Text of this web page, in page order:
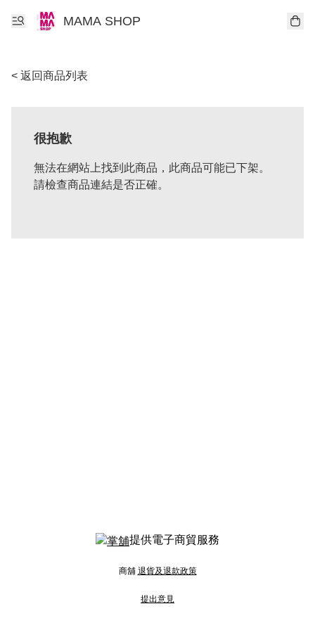
MAMA SHOP
< 返回商品列表
很抱歉
無法在網站上找到此商品，此商品可能已下架。
請檢查商品連結是否正確。
提供電子商貿服務
商舖 退貨及退款政策
提出意見